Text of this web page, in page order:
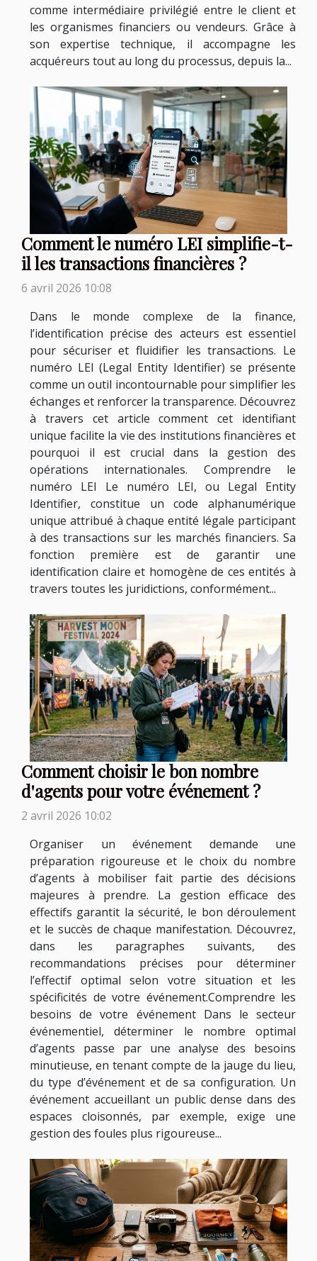
comme intermédiaire privilégié entre le client et
les organismes financiers ou vendeurs. Grâce à
son expertise technique, il accompagne les
acquéreurs tout au long du processus, depuis la...
Comment le numéro LEI simplifie-t-
il les transactions financières ?
6 avril 2026 10:08
Dans le monde complexe de la finance,
l’identification précise des acteurs est essentiel
pour sécuriser et fluidifier les transactions. Le
numéro LEI (Legal Entity Identifier) se présente
comme un outil incontournable pour simplifier les
échanges et renforcer la transparence. Découvrez
à travers cet article comment cet identifiant
unique facilite la vie des institutions financières et
pourquoi il est crucial dans la gestion des
opérations internationales. Comprendre le
numéro LEI Le numéro LEI, ou Legal Entity
Identifier, constitue un code alphanumérique
unique attribué à chaque entité légale participant
à des transactions sur les marchés financiers. Sa
fonction première est de garantir une
identification claire et homogène de ces entités à
travers toutes les juridictions, conformément...
Comment choisir le bon nombre
d'agents pour votre événement ?
2 avril 2026 10:02
Organiser un événement demande une
préparation rigoureuse et le choix du nombre
d’agents à mobiliser fait partie des décisions
majeures à prendre. La gestion efficace des
effectifs garantit la sécurité, le bon déroulement
et le succès de chaque manifestation. Découvrez,
dans les paragraphes suivants, des
recommandations précises pour déterminer
l’effectif optimal selon votre situation et les
spécificités de votre événement.Comprendre les
besoins de votre événement Dans le secteur
événementiel, déterminer le nombre optimal
d’agents passe par une analyse des besoins
minutieuse, en tenant compte de la jauge du lieu,
du type d’événement et de sa configuration. Un
événement accueillant un public dense dans des
espaces cloisonnés, par exemple, exige une
gestion des foules plus rigoureuse...